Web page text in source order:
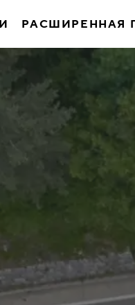
РАСШИРЕННАЯ